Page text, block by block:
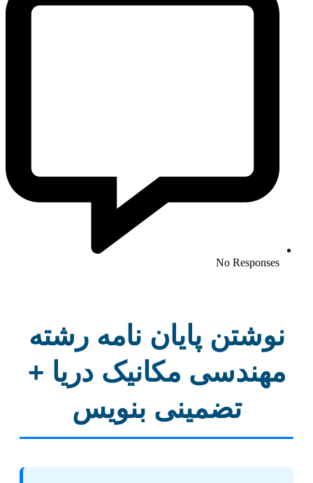
No Responses
نوشتن پایان نامه رشته
مهندسی مکانیک دریا +
تضمینی بنویس